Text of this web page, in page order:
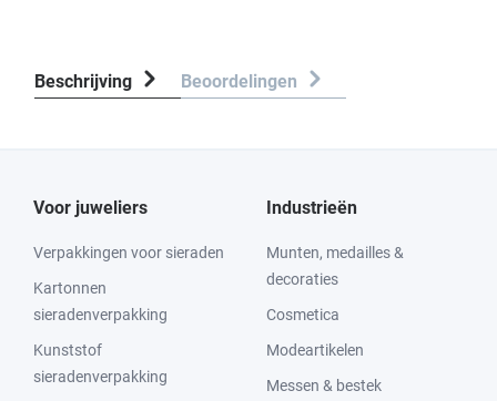
Beschrijving Beoordelingen
Voor juweliers
Verpakkingen voor sieraden
Kartonnen
sieradenverpakking
Kunststof
sieradenverpakking
Industrieën
Munten, medailles &
decoraties
Cosmetica
Modeartikelen
Messen & bestek